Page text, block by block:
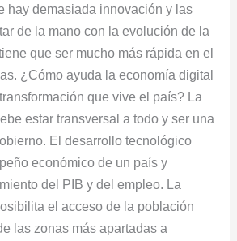
hay demasiada innovación y las
de la mano con la evolución de la
que ser mucho más rápida en el
¿Cómo ayuda la economía digital
que vive el país? La
estar transversal a todo y ser una
El desarrollo tecnológico
económico de un país y
del PIB y del empleo. La
el acceso de la población
las zonas más apartadas a